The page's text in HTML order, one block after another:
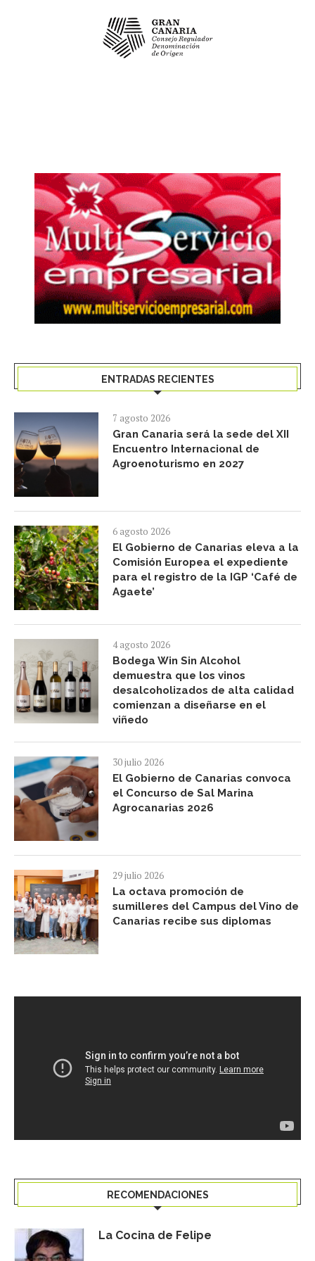
ENTRADAS RECIENTES
7 agosto 2026
Gran Canaria será la sede del XII
Encuentro Internacional de
Agroenoturismo en 2027
6 agosto 2026
El Gobierno de Canarias eleva a la
Comisión Europea el expediente
para el registro de la IGP ‘Café de
Agaete’
4 agosto 2026
Bodega Win Sin Alcohol
demuestra que los vinos
desalcoholizados de alta calidad
comienzan a diseñarse en el
viñedo
30 julio 2026
El Gobierno de Canarias convoca
el Concurso de Sal Marina
Agrocanarias 2026
29 julio 2026
La octava promoción de
sumilleres del Campus del Vino de
Canarias recibe sus diplomas
RECOMENDACIONES
La Cocina de Felipe